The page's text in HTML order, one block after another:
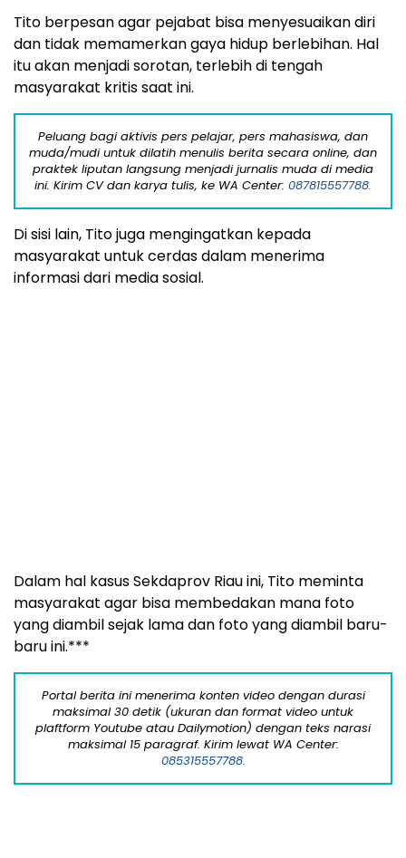
Peluang bagi aktivis pers pelajar, pers mahasiswa, dan
muda/mudi untuk dilatih menulis berita secara online, dan
praktek liputan langsung menjadi jurnalis muda di media
ini. Kirim CV dan karya tulis, ke WA Center:087815557788.
Di sisi lain, Tito juga mengingatkan kepada
masyarakat untuk cerdas dalam menerima
informasi dari media sosial.
Portal berita ini menerima konten video dengan durasi
maksimal 30 detik (ukuran dan format video untuk
plaftform Youtube atau Dailymotion) dengan teks narasi
maksimal 15 paragraf. Kirim lewat WA Center: